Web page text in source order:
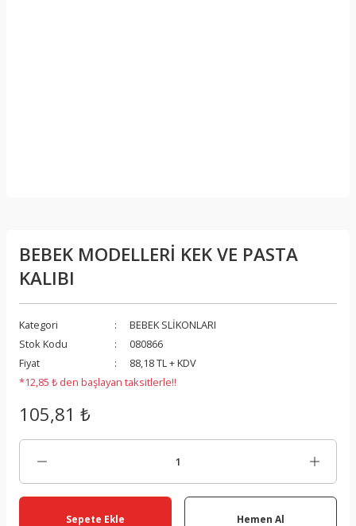
BEBEK MODELLERİ KEK VE PASTA
KALIBI
Kategori
BEBEK SLİKONLARI
Stok Kodu
080866
Fiyat
88,18 TL + KDV
*12,85 ₺ den başlayan taksitlerle!!
105,81 ₺
Sepete Ekle Hemen Al